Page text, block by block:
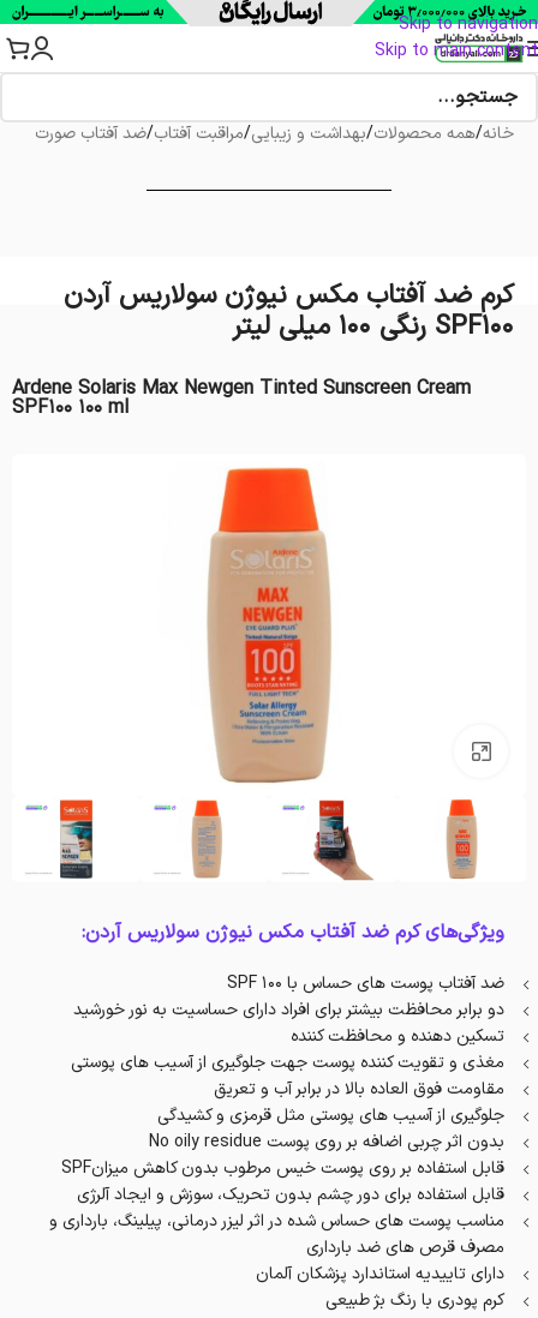
Skip to navigation
Skip to main content
خانه/همه محصولات/بهداشت و زیبایی/مراقبت آفتاب/ضد آفتاب صورت
کرم ضد آفتاب مکس نیوژن سولاریس آردن
SPF100 رنگی 100 میلی لیتر
Ardene Solaris Max Newgen Tinted Sunscreen Cream
SPF100 100 ml
ویژگی‌های کرم ضد آفتاب مکس نیوژن سولاریس آردن:
ضد آفتاب پوست های حساس با SPF 100
دو برابر محافظت بیشتر برای افراد دارای حساسیت به نور خورشید
تسکین دهنده و محافظت کننده
مغذی و تقویت کننده پوست جهت جلوگیری از آسیب های پوستی
مقاومت فوق العاده بالا در برابر آب و تعریق
جلوگیری از آسیب های پوستی مثل قرمزی و کشیدگی
بدون اثر چربی اضافه بر روی پوست No oily residue
قابل استفاده بر روی پوست خیس مرطوب بدون کاهش میزانSPF
قابل استفاده برای دور چشم بدون تحریک، سوزش و ایجاد آلرژی
مناسب پوست های حساس شده در اثر لیزر درمانی، پیلینگ، بارداری و
مصرف قرص های ضد بارداری
دارای تاییدیه استاندارد پزشکان آلمان
کرم پودری با رنگ بژ طبیعی